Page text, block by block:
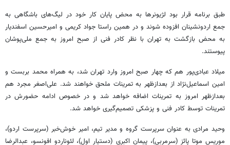
طبق برنامه قرار بود لژیونرها به محض پایان کار خود در لیگ‌های باشگاهی به
جمع اردونشینان افزوده شوند و در همین راستا جواد کریمی و امیرحسین اسفندیار
به محض بازگشت به تهران با نظر کادر فنی از صبح امروز به جمع ملی‌پوشان
پیوستند.
میلاد عبادی‌پور هم که چهار صبح امروز وارد تهران شد، به همراه محمد بربست و
امین اسماعیل‌نژاد از بعدازظهر به تمرینات ملحق خواهند شد. علی‌اصغر مجرد هم
بعدازظهر امروز به تمرینات اضافه خواهد شد و در خصوص ادامه حضورش در
تمرینات توسط کادر فنی و پزشکی تصمیم‌گیری خواهد شد.
وحید مرادی به عنوان سرپرست گروه و مدیر تیم، امیر خوش‌خبر (سرپرست اردو)،
موریس موتا پائز (سرمربی)، پیمان اکبری (دستیار اول)، لئوناردو افونسو، عبدالرضا